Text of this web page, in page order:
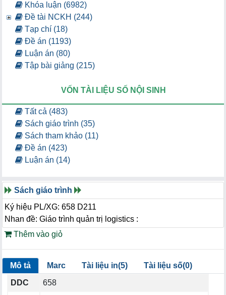
Khóa luận (6982)
Đề tài NCKH (244)
Tạp chí (18)
Đề án (1193)
Luận án (80)
Tập bài giảng (215)
VỐN TÀI LIỆU SỐ NỘI SINH
Tất cả (483)
Sách giáo trình (35)
Sách tham khảo (11)
Đề án (423)
Luận án (14)
Sách giáo trình
Ký hiệu PL/XG: 658 D211
Nhan đề: Giáo trình quản trị logistics :
Thêm vào giỏ
Mô tả Marc Tài liệu in(5)
Tài liệu số(0)
DDC
658